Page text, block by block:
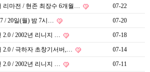
리마전 / 현존 최장수 6개월… 07-22
/ 20일(월) 밤 7시… 07-20
2.0 / 2002년 리니지 … 07-18
2.0 / 극하자 초창기서버,… 07-14
2.0 / 2002년 리니지 … 07-11